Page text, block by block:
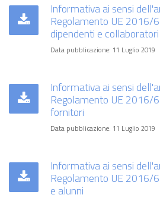
Informativa ai sensi
Regolamento UE 2016/
dipendenti e collaboratori
Data pubblicazione: 11 Luglio 2019
Informativa ai sensi
Regolamento UE 2016/
fornitori
Data pubblicazione: 11 Luglio 2019
Informativa ai sensi
Regolamento UE 2016/
e alunni